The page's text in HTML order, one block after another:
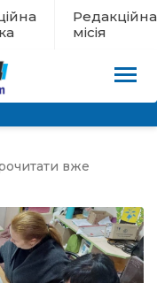
Редакційна
місія
вже